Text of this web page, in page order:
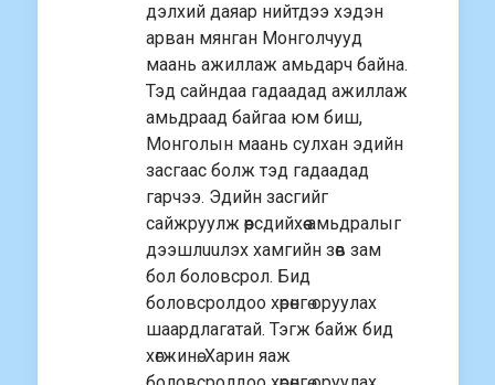
дэлхий даяар нийтдээ хэдэн
арван мянган Монголчууд
маань ажиллаж амьдарч байна.
Тэд сайндаа гадаадад ажиллаж
амьдраад байгаа юм биш,
Монголын маань сулхан эдийн
засгаас болж тэд гадаадад
гарчээ. Эдийн засгийг
сайжруулж өөрсдийхөө амьдралыг
дээшлuuлэх хамгийн зөв зам
бол боловсрол. Бид
боловсролдоо хөрөнгө оруулах
шаардлагатай. Тэгж байж бид
хөгжинө. Харин яаж